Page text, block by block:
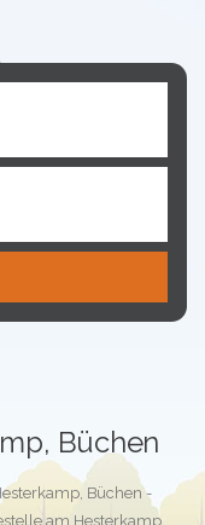
Büchen
Büchen -
am Hesterkamp,